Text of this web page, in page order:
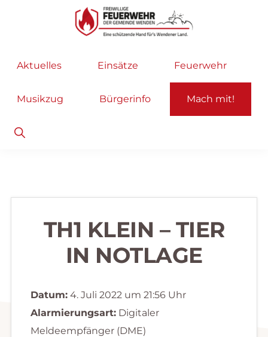
Hauptnavigation
Feuerwehr
helfen
selbstverständlich!
Aktuelles Einsätze Feuerwehr
Musikzug Bürgerinfo Mach mit!
Show
Search
TH1 KLEIN – TIER
IN NOTLAGE
Datum:4. Juli 2022 um 21:56 Uhr
Alarmierungsart:Digitaler
Meldeempfänger (DME)